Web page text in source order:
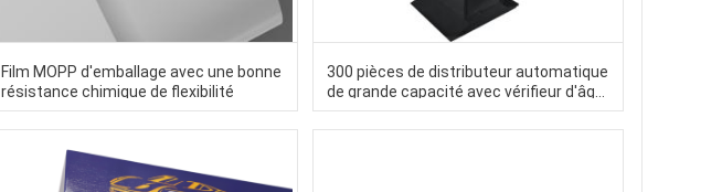
Film MOPP d'emballage avec une bonne
résistance chimique de flexibilité
300 pièces de distributeur automatique
de grande capacité avec vérifieur d'âge
Nayax